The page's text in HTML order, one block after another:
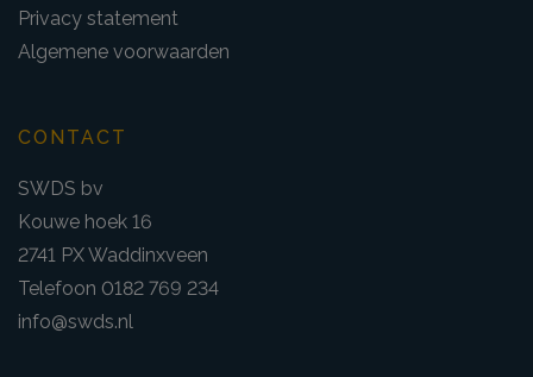
Privacy statement
Algemene voorwaarden
CONTACT
SWDS bv
Kouwe hoek 16
2741 PX Waddinxveen
Telefoon 0182 769 234
info@swds.nl